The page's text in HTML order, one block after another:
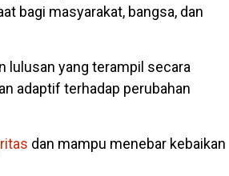
bagi masyarakat, bangsa, dan
lulusan yang terampil secara
adaptif terhadap perubahan
dan mampu menebar kebaikan